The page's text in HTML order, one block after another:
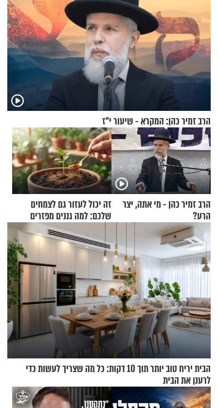
הרב זמיר כהן: המקרא - שיעור י"ז
הרב זמיר כהן - מי אתה, יצר
הרע?
זה יכול לעזור גם לצמחים
שלכם: למה גננים מפזרים
קינמון בעציצים?
הבית יריח טוב יותר תוך 10 דקות: כל מה שצריך לעשות כדי
לרענן את הבית